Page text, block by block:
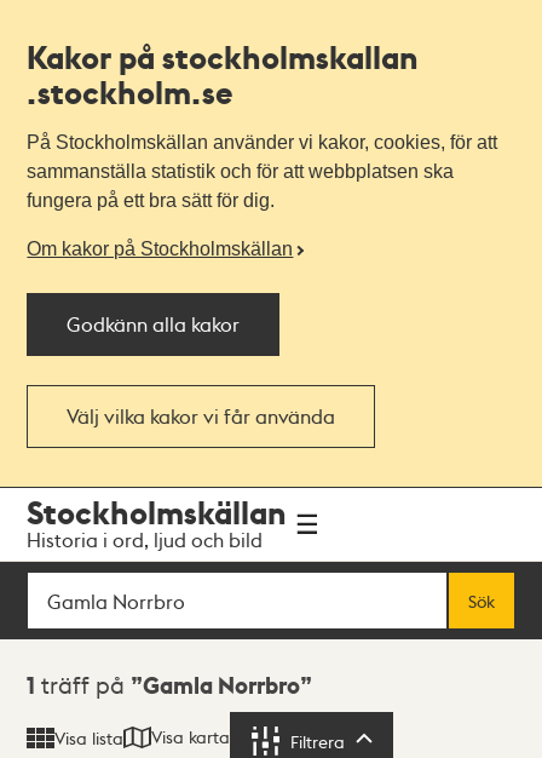
Kakor på stockholmskallan
.stockholm.se
På Stockholmskällan använder vi kakor, cookies, för att
sammanställa statistik och för att webbplatsen ska
fungera på ett bra sätt för dig.
Om kakor på Stockholmskällan
Godkänn alla kakor
Välj vilka kakor vi får använda
navigationen
huvudinnehållet
Stockholmskällan
Historia i ord, ljud och bild
Sök
Sök
Sökresultat
1 träff på Gamla Norrbro
Visa lista Visa karta Filtrera